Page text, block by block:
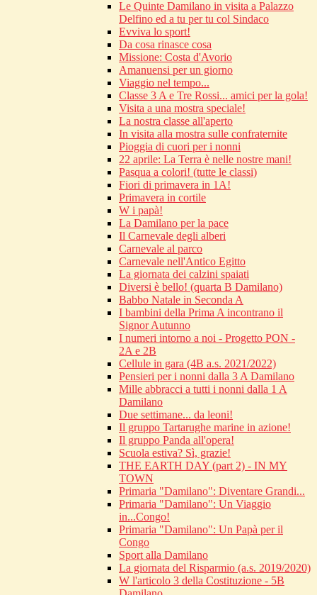
Le Quinte Damilano in visita a Palazzo
Delfino ed a tu per tu col Sindaco
Evviva lo sport!
Da cosa rinasce cosa
Missione: Costa d'Avorio
Amanuensi per un giorno
Viaggio nel tempo...
Classe 3 A e Tre Rossi... amici per la gola!
Visita a una mostra speciale!
La nostra classe all'aperto
In visita alla mostra sulle confraternite
Pioggia di cuori per i nonni
22 aprile: La Terra è nelle nostre mani!
Pasqua a colori! (tutte le classi)
Fiori di primavera in 1A!
Primavera in cortile
W i papà!
La Damilano per la pace
Il Carnevale degli alberi
Carnevale al parco
Carnevale nell'Antico Egitto
La giornata dei calzini spaiati
Diversi è bello! (quarta B Damilano)
Babbo Natale in Seconda A
I bambini della Prima A incontrano il
Signor Autunno
I numeri intorno a noi - Progetto PON -
2A e 2B
Cellule in gara (4B a.s. 2021/2022)
Pensieri per i nonni dalla 3 A Damilano
Mille abbracci a tutti i nonni dalla 1 A
Damilano
Due settimane... da leoni!
Il gruppo Tartarughe marine in azione!
Il gruppo Panda all'opera!
Scuola estiva? Sì, grazie!
THE EARTH DAY (part 2) - IN MY
TOWN
Primaria "Damilano": Diventare Grandi...
Primaria "Damilano": Un Viaggio
in...Congo!
Primaria "Damilano": Un Papà per il
Congo
Sport alla Damilano
La giornata del Risparmio (a.s. 2019/2020)
W l'articolo 3 della Costituzione - 5B